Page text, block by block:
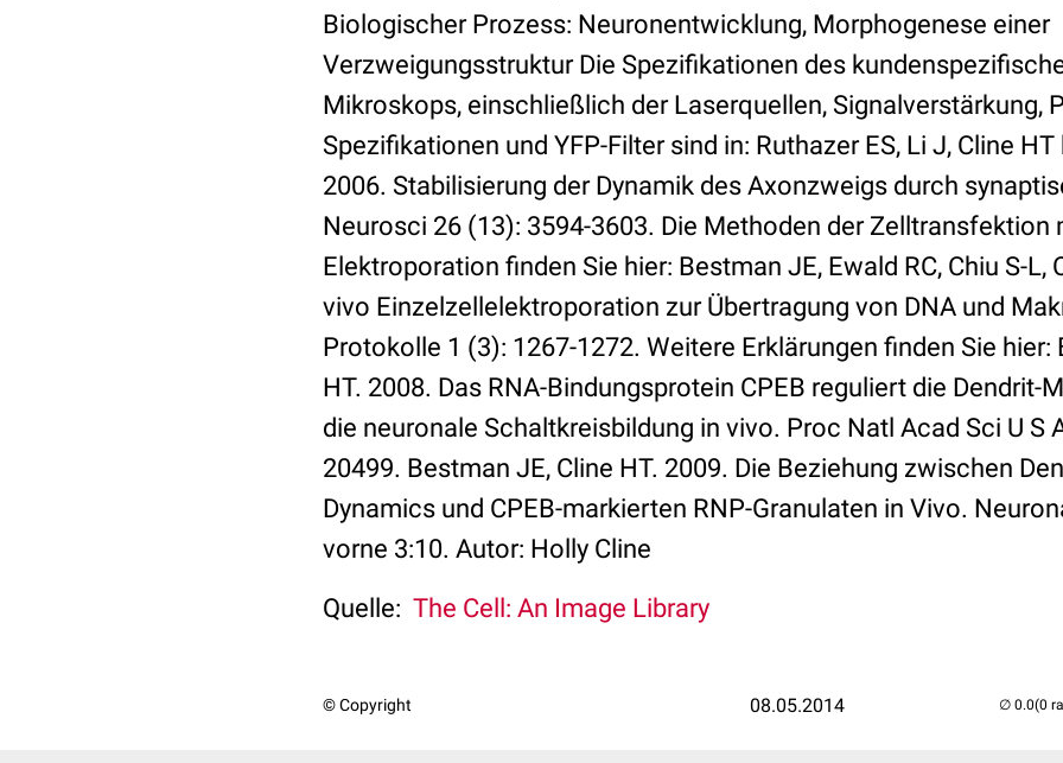
Biologischer Prozess: Neuronentwicklung, Morphogenese einer
Verzweigungsstruktur Die Spezifikationen des
Mikroskops, einschließlich der Laserquellen, Signalverstärkung,
Spezifikationen und YFP-Filter sind in: Ruthazer ES, Li J, Cline
2006. Stabilisierung der Dynamik des Axonzweigs durch
Neurosci 26 (13): 3594-3603. Die Methoden der Zelltransfektion
Elektroporation finden Sie hier: Bestman JE, Ewald RC, Chiu S-L,
vivo Einzelzellelektroporation zur Übertragung von DNA und
Protokolle 1 (3): 1267-1272. Weitere Erklärungen finden Sie hier:
HT. 2008. Das RNA-Bindungsprotein CPEB reguliert die Dendrit-
die neuronale Schaltkreisbildung in vivo. Proc Natl Acad Sci U S
20499. Bestman JE, Cline HT. 2009. Die Beziehung zwischen
Dynamics und CPEB-markierten RNP-Granulaten in Vivo.
vorne 3:10. Autor: Holly Cline
Quelle: The Cell: An Image Library
© Copyright 08.05.2014 (0